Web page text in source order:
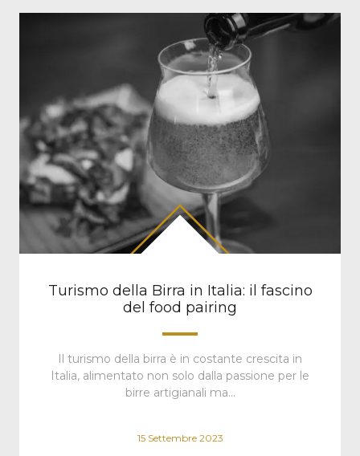
Turismo della Birra in Italia: il fascino
del food pairing
Il turismo della birra è in costante crescita in
Italia, alimentato non solo dalla passione per le
birre artigianali ma…
15 Settembre 2023